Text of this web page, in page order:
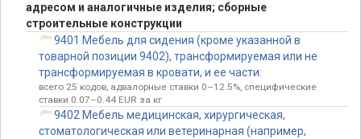
адресом и аналогичные изделия; сборные
строительные конструкции
9401 Мебель для сидения (кроме указанной в
товарной позиции 9402), трансформируемая или не
трансформируемая в кровати, и ее части:
всего 25 кодов, адвалорные ставки 0–12.5%, специфические
ставки 0.07–0.44 EUR за кг
9402 Мебель медицинская, хирургическая,
стоматологическая или ветеринарная (например,